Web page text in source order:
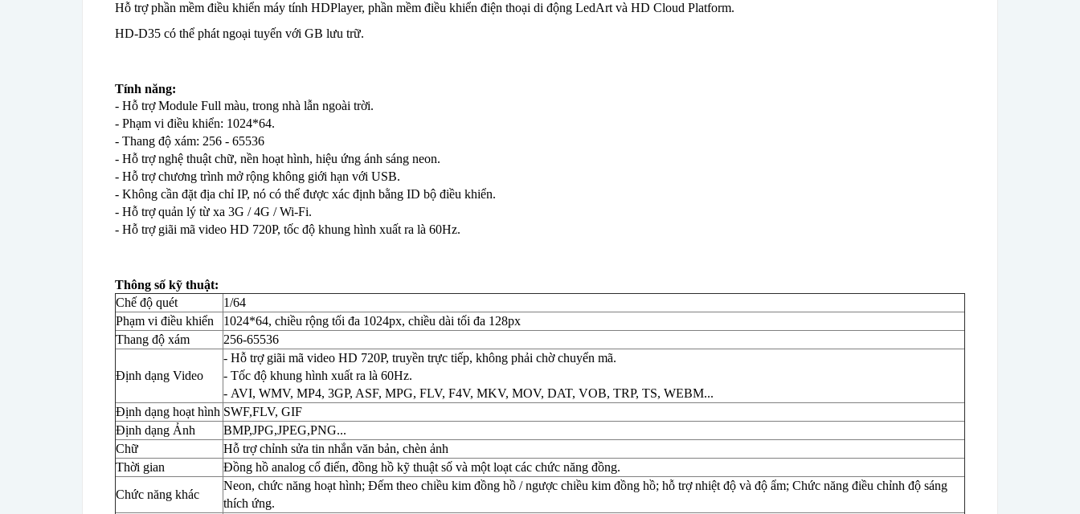
Hỗ trợ phần mềm điều khiển máy tính HDPlayer, phần mềm điều khiển điện thoại di động LedArt và HD Cloud Platform.
HD-D35 có thể phát ngoại tuyến với GB lưu trữ.
Tính năng:
- Hỗ trợ Module Full màu, trong nhà lẫn ngoài trời.
- Phạm vi điều khiển: 1024*64.
- Thang độ xám: 256 - 65536
- Hỗ trợ nghệ thuật chữ, nền hoạt hình, hiệu ứng ánh sáng neon.
- Hỗ trợ chương trình mở rộng không giới hạn với USB.
- Không cần đặt địa chỉ IP, nó có thể được xác định bằng ID bộ điều khiển.
- Hỗ trợ quản lý từ xa 3G / 4G / Wi-Fi.
- Hỗ trợ giãi mã video HD 720P, tốc độ khung hình xuất ra là 60Hz.
Thông số kỹ thuật:
Chế độ quét
1/64
Phạm vi điều khiển
1024*64, chiều rộng tối đa 1024px, chiều dài tối đa 128px
Thang độ xám
256-65536
Định dạng Video
- Hỗ trợ giãi mã video HD 720P, truyền trực tiếp, không phải chờ chuyển mã.
- Tốc độ khung hình xuất ra là 60Hz.
- AVI, WMV, MP4, 3GP, ASF, MPG, FLV, F4V, MKV, MOV, DAT, VOB, TRP, TS, WEBM...
Định dạng hoạt hình SWF,FLV, GIF
Định dạng Ảnh
BMP,JPG,JPEG,PNG...
Chữ
Hỗ trợ chỉnh sửa tin nhắn văn bản, chèn ảnh
Thời gian
Đồng hồ analog cổ điển, đồng hồ kỹ thuật số và một loạt các chức năng đồng.
Chức năng khác
Neon, chức năng hoạt hình; Đếm theo chiều kim đồng hồ / ngược chiều kim đồng hồ; hỗ trợ nhiệt độ và độ ẩm; Chức năng điều chỉnh độ sáng
thích ứng.